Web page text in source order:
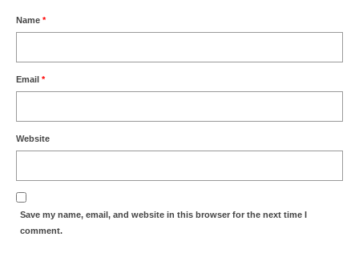
Name *
Email *
Website
Save my name, email, and website in this browser for the next time I
comment.